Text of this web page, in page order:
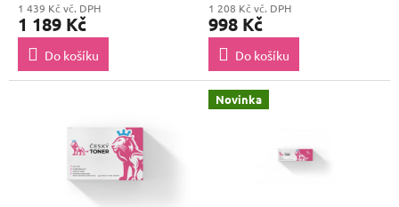
1 439 Kč vč. DPH
1 189 Kč
Do košíku
1 208 Kč vč. DPH
998 Kč
Do košíku
Novinka